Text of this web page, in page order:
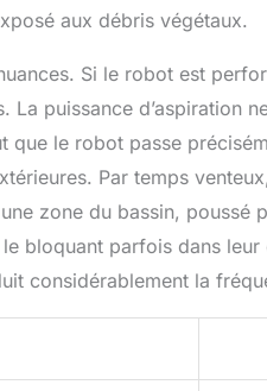
aux débris végétaux.
Si le robot est
puissance d’aspiration
que le robot passe
Par temps
zone du bassin, poussé
bloquant parfois dans
considérablement la